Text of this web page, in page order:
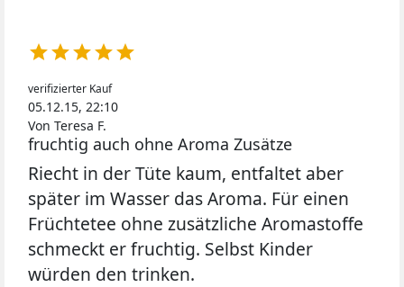

verifizierter Kauf
05.12.15, 22:10
Von Teresa F.
fruchtig auch ohne Aroma Zusätze
Riecht in der Tüte kaum, entfaltet aber
später im Wasser das Aroma. Für einen
Früchtetee ohne zusätzliche Aromastoffe
schmeckt er fruchtig. Selbst Kinder
würden den trinken.